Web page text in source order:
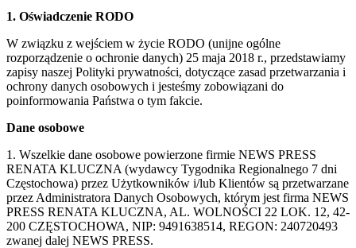
1. Oświadczenie RODO
W związku z wejściem w życie RODO (unijne ogólne
rozporządzenie o ochronie danych) 25 maja 2018 r., przedstawiamy
zapisy naszej Polityki prywatności, dotyczące zasad przetwarzania i
ochrony danych osobowych i jesteśmy zobowiązani do
poinformowania Państwa o tym fakcie.
Dane osobowe
1. Wszelkie dane osobowe powierzone firmie NEWS PRESS
RENATA KLUCZNA (wydawcy Tygodnika Regionalnego 7 dni
Częstochowa) przez Użytkowników i/lub Klientów są przetwarzane
przez Administratora Danych Osobowych, którym jest firma NEWS
PRESS RENATA KLUCZNA, AL. WOLNOŚCI 22 LOK. 12, 42-
200 CZĘSTOCHOWA, NIP: 9491638514, REGON: 240720493
zwanej dalej NEWS PRESS.